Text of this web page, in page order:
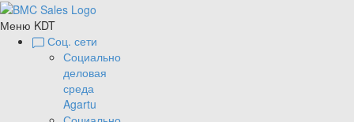
Меню KDT
Соц. сети
Социально
деловая
среда
Agartu